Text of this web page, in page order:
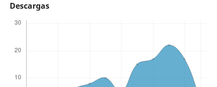
Descargas